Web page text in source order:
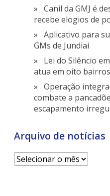
Canil da GMJ é
recebe elogios de
Aplicativo para
GMs de Jundiaí
Lei do Silêncio
atua em oito
Operação
combate a
escapamento
Arquivo de notícias
Arquivo
de